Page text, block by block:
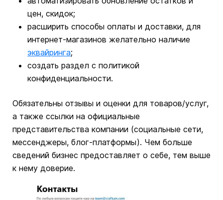
цен, скидок;
расширить способы оплаты и доставки, для
интернет-магазинов желательно наличие
эквайринга;
создать раздел с политикой
конфиденциальности.
Обязательны отзывы и оценки для товаров/услуг,
а также ссылки на официальные
представительства компании (социальные сети,
мессенджеры, блог-платформы). Чем больше
сведений бизнес предоставляет о себе, тем выше
к нему доверие.